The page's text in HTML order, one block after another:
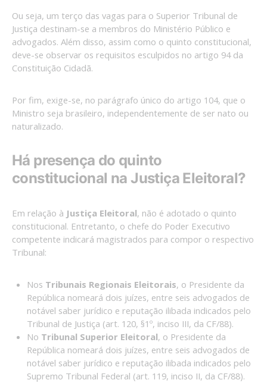
Ou seja, um terço das vagas para o Superior Tribunal de
Justiça destinam-se a membros do Ministério Público e
advogados. Além disso, assim como o quinto constitucional,
deve-se observar os requisitos esculpidos no artigo 94 da
Constituição Cidadã.
Por fim, exige-se, no parágrafo único do artigo 104, que o
Ministro seja brasileiro, independentemente de ser nato ou
naturalizado.
Há presença do quinto
constitucional na Justiça Eleitoral?
Em relação à Justiça Eleitoral, não é adotado o quinto
constitucional. Entretanto, o chefe do Poder Executivo
competente indicará magistrados para compor o respectivo
Tribunal:
Nos Tribunais Regionais Eleitorais, o Presidente da
República nomeará dois juízes, entre seis advogados de
notável saber jurídico e reputação ilibada indicados pelo
Tribunal de Justiça (art. 120, §1º, inciso III, da CF/88).
No Tribunal Superior Eleitoral, o Presidente da
República nomeará dois juízes, entre seis advogados de
notável saber jurídico e reputação ilibada indicados pelo
Supremo Tribunal Federal (art. 119, inciso II, da CF/88).